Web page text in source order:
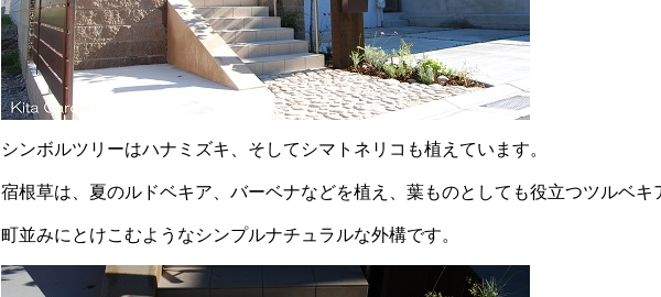
シンボルツリーはハナミズキ、そしてシマトネリコも植えています。
宿根草は、夏のルドベキア、バーベナなどを植え、葉ものとしても役立つツルベキ
町並みにとけこむようなシンプルナチュラルな外構です。